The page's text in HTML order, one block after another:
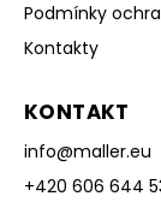
Podmínky
Kontakty
KONTAKT
info@maller.eu
+420 606 644